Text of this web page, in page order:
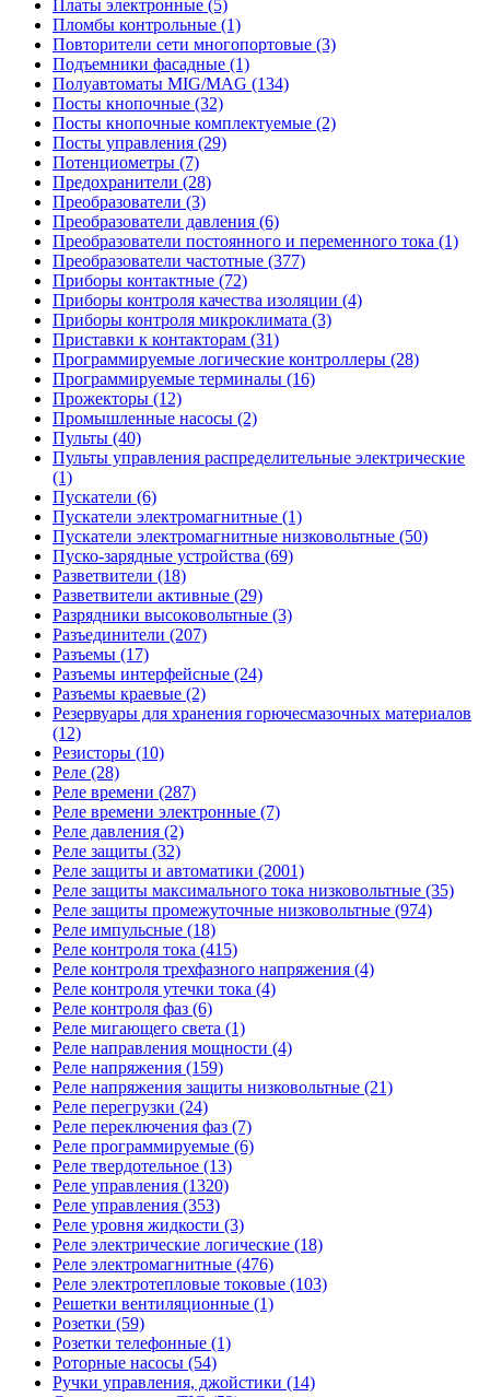
Платы электронные (5)
Пломбы контрольные (1)
Повторители сети многопортовые (3)
Подъемники фасадные (1)
Полуавтоматы MIG/MAG (134)
Посты кнопочные (32)
Посты кнопочные комплектуемые (2)
Посты управления (29)
Потенциометры (7)
Предохранители (28)
Преобразователи (3)
Преобразователи давления (6)
Преобразователи постоянного и переменного тока (1)
Преобразователи частотные (377)
Приборы контактные (72)
Приборы контроля качества изоляции (4)
Приборы контроля микроклимата (3)
Приставки к контакторам (31)
Программируемые логические контроллеры (28)
Программируемые терминалы (16)
Прожекторы (12)
Промышленные насосы (2)
Пульты (40)
Пульты управления распределительные электрические
(1)
Пускатели (6)
Пускатели электромагнитные (1)
Пускатели электромагнитные низковольтные (50)
Пуско-зарядные устройства (69)
Разветвители (18)
Разветвители активные (29)
Разрядники высоковольтные (3)
Разъединители (207)
Разъемы (17)
Разъемы интерфейсные (24)
Разъемы краевые (2)
Резервуары для хранения горючесмазочных материалов
(12)
Резисторы (10)
Реле (28)
Реле времени (287)
Реле времени электронные (7)
Реле давления (2)
Реле защиты (32)
Реле защиты и автоматики (2001)
Реле защиты максимального тока низковольтные (35)
Реле защиты промежуточные низковольтные (974)
Реле импульсные (18)
Реле контроля тока (415)
Реле контроля трехфазного напряжения (4)
Реле контроля утечки тока (4)
Реле контроля фаз (6)
Реле мигающего света (1)
Реле направления мощности (4)
Реле напряжения (159)
Реле напряжения защиты низковольтные (21)
Реле перегрузки (24)
Реле переключения фаз (7)
Реле программируемые (6)
Реле твердотельное (13)
Реле управления (1320)
Реле управления (353)
Реле уровня жидкости (3)
Реле электрические логические (18)
Реле электромагнитные (476)
Реле электротепловые токовые (103)
Решетки вентиляционные (1)
Розетки (59)
Розетки телефонные (1)
Роторные насосы (54)
Ручки управления, джойстики (14)